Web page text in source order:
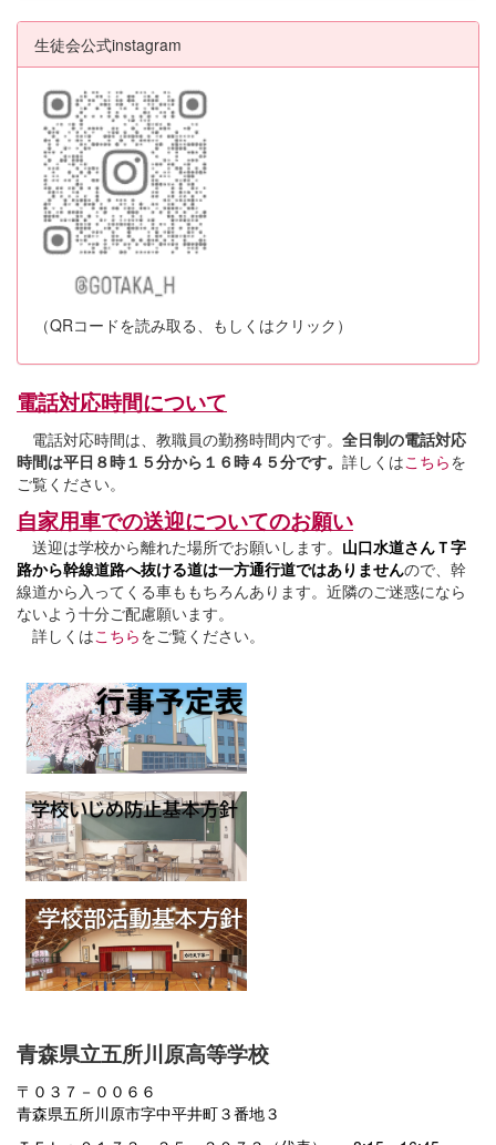
生徒会公式instagram
（QRコードを読み取る、もしくはクリック）
電話対応時間について
電話対応時間は、教職員の勤務時間内です。 全日制の電話対応
時間は平日８時１５分から１６時４５分です。 詳しくはこちらを
ご覧ください。
自家用車での送迎についてのお願い
送迎は学校から離れた場所でお願いします。 山口水道さんＴ字
路から幹線道路へ抜ける道は一方通行道ではありませんので、幹
線道から入ってくる車ももちろんあります。近隣のご迷惑になら
ないよう十分ご配慮願います。
詳しくはこちらをご覧ください。
青森県立五所川原高等学校
〒０３７－００６６
青森県五所川原市字中平井町３番地３